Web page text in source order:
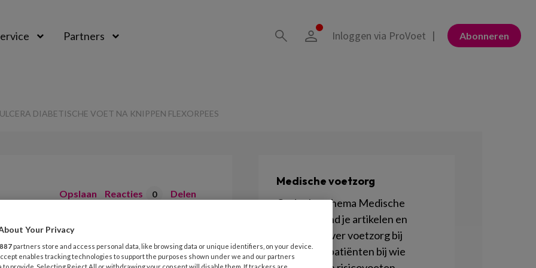
Partners Abonneren
Inloggen via ProVoet
DIABETISCHE VOET NA KNIPPEN FLEXORPEES
Opslaan Reacties 0 Delen
ulcera
Medische voetzorg
Onder het thema Medische
voetzorg vind je artikelen en
berichten over voetzorg bij
cliënten of patiënten bij wie
Your Privacy
887 partners store and access personal data, like browsing data or unique identifiers, on your device.
enables tracking technologies to support the purposes shown under we and our partners